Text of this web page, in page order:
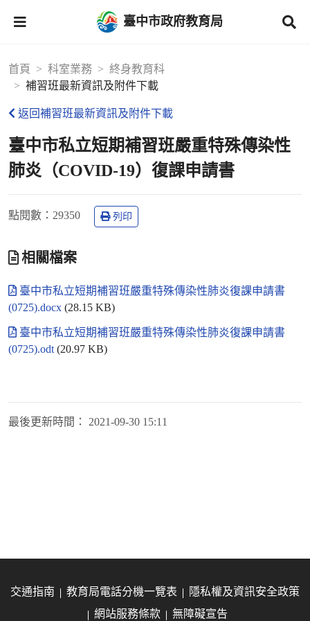
臺中市政府教育局
首頁 科室業務
終身教育科
補習班最新資訊及附件下載
返回補習班最新資訊及附件下載
臺中市私立短期補習班嚴重特殊傳染性
肺炎（COVID-19）復課申請書
點閱數 ：29350 列印
相關檔案
臺中市私立短期補習班嚴重特殊傳染性肺炎復課申請書
(0725).docx (28.15 KB)
臺中市私立短期補習班嚴重特殊傳染性肺炎復課申請書
(0725).odt (20.97 KB)
最後更新時間： 2021-09-30 15:11
交通指南 教育局電話分機一覽表
隱私權及資訊安全政策
網站服務條款
無障礙宣告